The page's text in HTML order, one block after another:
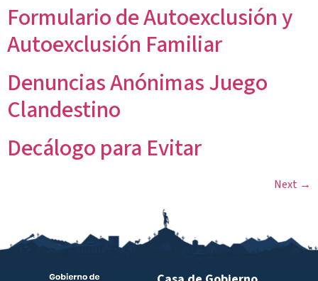
Formulario de Autoexclusión y
Autoexclusión Familiar
Denuncias Anónimas Juego
Clandestino
Decálogo para Evitar
Next →